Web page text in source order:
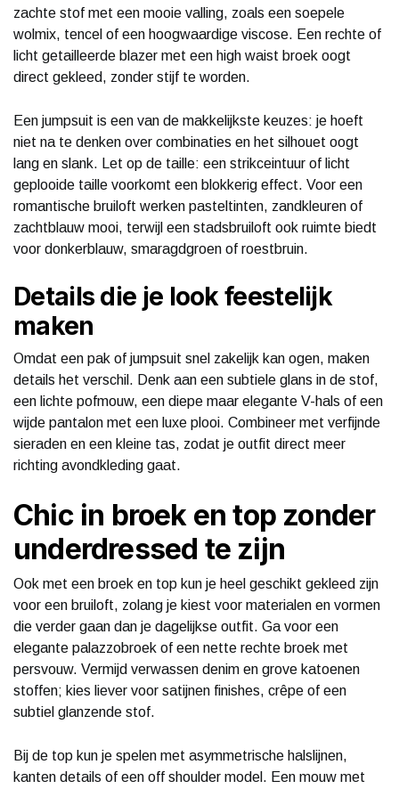
zachte stof met een mooie valling, zoals een soepele
wolmix, tencel of een hoogwaardige viscose. Een rechte of
licht getailleerde blazer met een high waist broek oogt
direct gekleed, zonder stijf te worden.
Een jumpsuit is een van de makkelijkste keuzes: je hoeft
niet na te denken over combinaties en het silhouet oogt
lang en slank. Let op de taille: een strikceintuur of licht
geplooide taille voorkomt een blokkerig effect. Voor een
romantische bruiloft werken pasteltinten, zandkleuren of
zachtblauw mooi, terwijl een stadsbruiloft ook ruimte biedt
voor donkerblauw, smaragdgroen of roestbruin.
Details die je look feestelijk
maken
Omdat een pak of jumpsuit snel zakelijk kan ogen, maken
details het verschil. Denk aan een subtiele glans in de stof,
een lichte pofmouw, een diepe maar elegante V-hals of een
wijde pantalon met een luxe plooi. Combineer met verfijnde
sieraden en een kleine tas, zodat je outfit direct meer
richting avondkleding gaat.
Chic in broek en top zonder
underdressed te zijn
Ook met een broek en top kun je heel geschikt gekleed zijn
voor een bruiloft, zolang je kiest voor materialen en vormen
die verder gaan dan je dagelijkse outfit. Ga voor een
elegante palazzobroek of een nette rechte broek met
persvouw. Vermijd verwassen denim en grove katoenen
stoffen; kies liever voor satijnen finishes, crêpe of een
subtiel glanzende stof.
Bij de top kun je spelen met asymmetrische halslijnen,
kanten details of een off shoulder model. Een mouw met